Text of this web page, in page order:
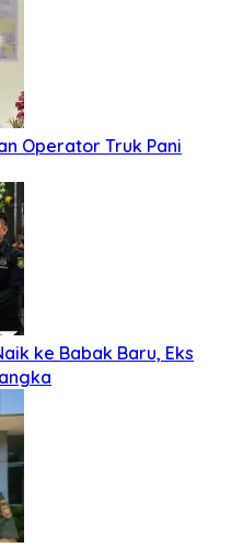
Operator Truk Pani
ke Babak Baru, Eks